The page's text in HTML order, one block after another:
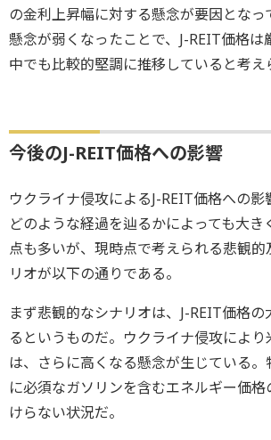
の金利上昇幅に対する懸念が要因とな
懸念が弱くなったことで、J-REIT価格は
中でも比較的堅調に推移していると考え
今後のJ-REIT価格への影響
ウクライナ侵攻によるJ-REIT価格への
どのような経過を辿るかによっても大き
点も多いが、現時点で考えられる悲観
リオが以下の通りである。
まず悲観的なシナリオは、J-REIT価格の
るというものだ。ウクライナ侵攻によ
は、さらに高くなる懸念が生じている
に必須なガソリンを含むエネルギー価
けらない状況だ。